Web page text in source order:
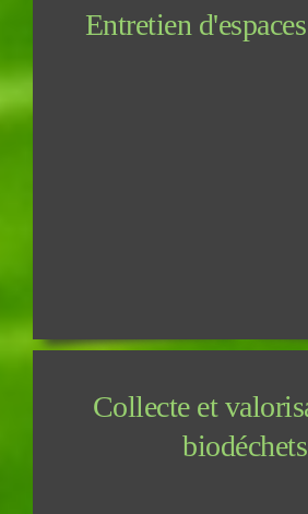
Entretien
Collecte et
biodéchets